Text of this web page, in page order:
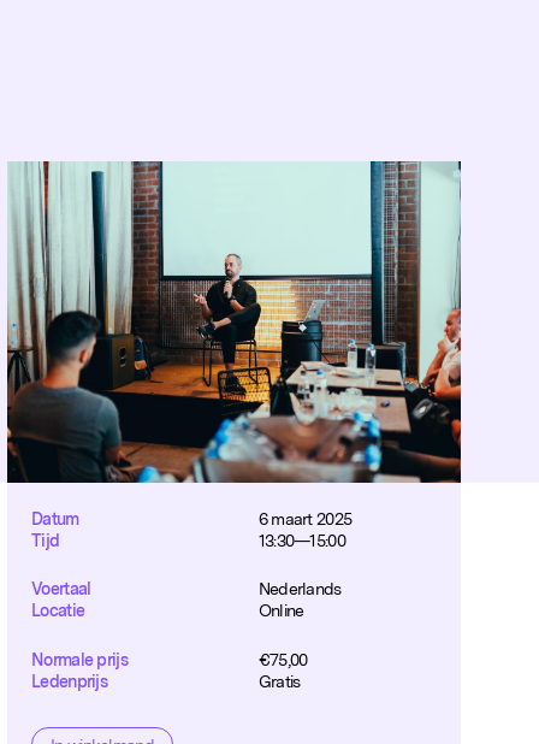
Datum
6 maart 2025
Tijd
13:30—15:00
Voertaal
Nederlands
Locatie
Online
Normale prijs €75,00
Ledenprijs
Gratis